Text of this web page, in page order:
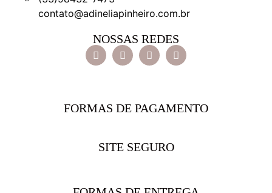
contato@adineliapinheiro.com.br
NOSSAS REDES
FORMAS DE PAGAMENTO
SITE SEGURO